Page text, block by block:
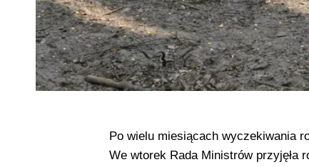
Po wielu miesiącach wyczekiwania
We wtorek Rada Ministrów przyjęła